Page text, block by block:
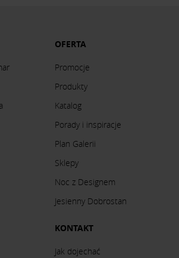
OFERTA
Promocje
Produkty
Katalog
Porady i inspiracje
Plan Galerii
Sklepy
Noc z Designem
Jesienny Dobrostan
KONTAKT
Jak dojechać